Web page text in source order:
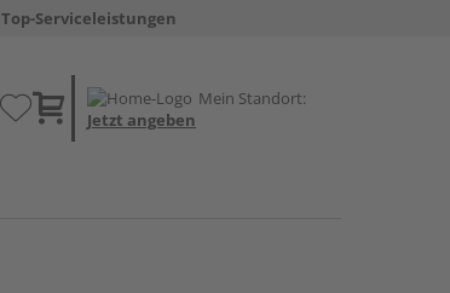
Top-Serviceleistungen
Mein Standort:
Jetzt angeben